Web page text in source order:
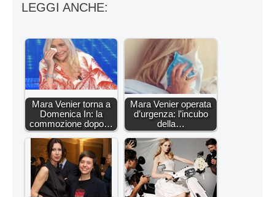
LEGGI ANCHE:
Mara Venier torna a
Domenica In: la
commozione dopo…
Mara Venier operata
d’urgenza: l’incubo
della…